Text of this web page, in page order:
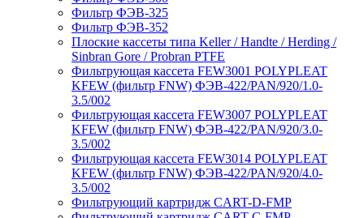
Фильтр ФЭВ-325
Фильтр ФЭВ-352
Плоские кассеты типа Keller / Handte / Herding /
Sinbran Gore / Probran PTFE
Фильтрующая кассета FEW3001 POLYPLEAT
KFEW (фильтр FNW) ФЭВ-422/PAN/920/1.0-
3.5/002
Фильтрующая кассета FEW3007 POLYPLEAT
KFEW (фильтр FNW) ФЭВ-422/PAN/920/3.0-
3.5/002
Фильтрующая кассета FEW3014 POLYPLEAT
KFEW (фильтр FNW) ФЭВ-422/PAN/920/4.0-
3.5/002
Фильтрующий картридж CART-D-FMP